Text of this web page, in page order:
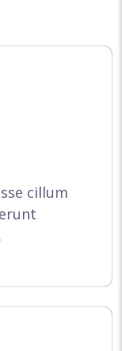
cillum